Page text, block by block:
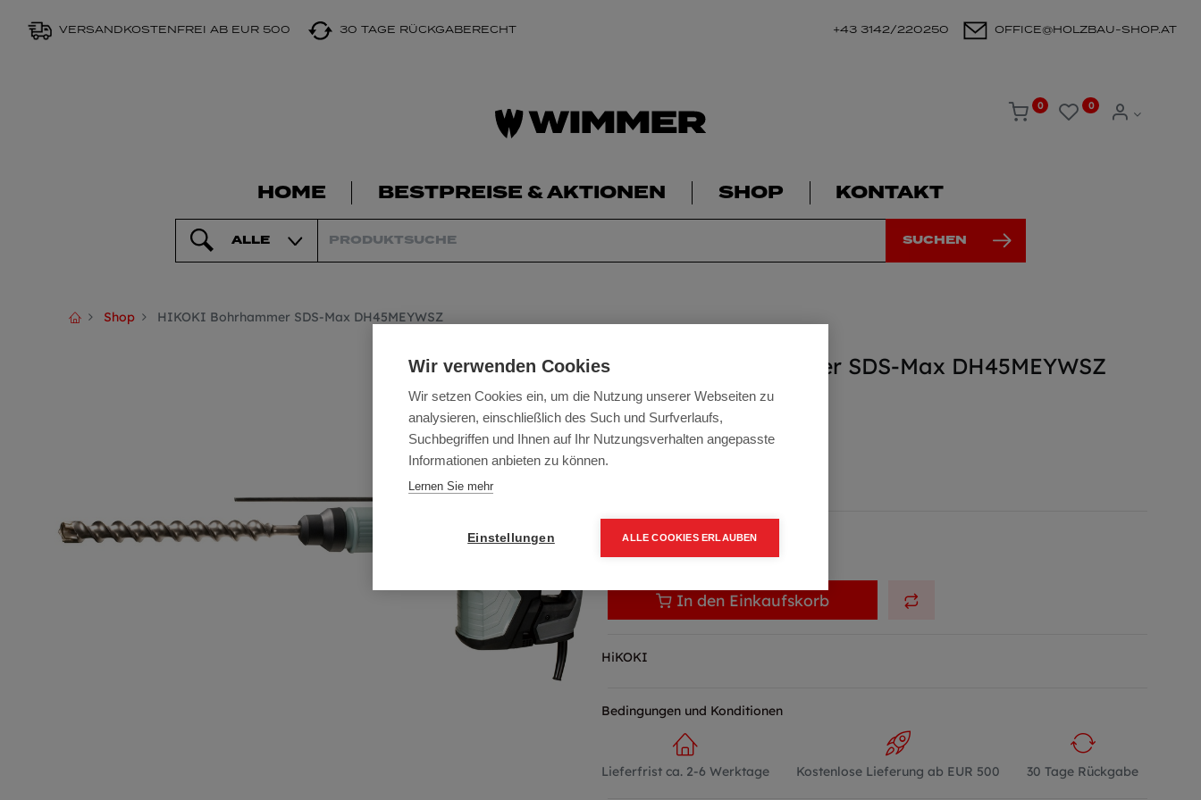
VERSANDKOSTENFREI AB EUR 500 30 TAGE RÜCKGABERECHT +43 3142/220250 OFFICE@HOLZBAU-SHOP.AT
0 0
HOME BESTPREISE & AKTIONEN SHOP KONTAKT
ALLE SUCHEN
Shop HIKOKI Bohrhammer SDS-Max DH45MEYWSZ
HIKOKI Bohrhammer SDS-Max DH45MEYWSZ
Artikelnummer:DH45MEYWSZ
1.024,00€
In den Einkaufskorb
HiKOKI
Bedingungen und Konditionen
Lieferfrist ca. 2-6 Werktage Kostenlose Lieferung ab EUR 500 30 Tage Rückgabe
Wir verwenden Cookies
Wir setzen Cookies ein, um die Nutzung unserer Webseiten zu
analysieren, einschließlich des Such und Surfverlaufs,
Suchbegriffen und Ihnen auf Ihr Nutzungsverhalten angepasste
Informationen anbieten zu können.
Lernen Sie mehr
Einstellungen ALLE COOKIES ERLAUBEN